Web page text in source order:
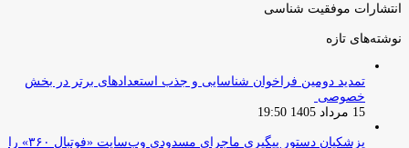
انتشارات موفقیت شناسی
نوشته‌های تازه
تمدید دومین فراخوان شناسایی و جذب استعدادهای برتر در بخش
خصوصی
15 مرداد 1405 19:50
پزشکیان دستور پیگیری ماجرای مسدودی وب‌سایت «فوتبال ۳۶۰» را